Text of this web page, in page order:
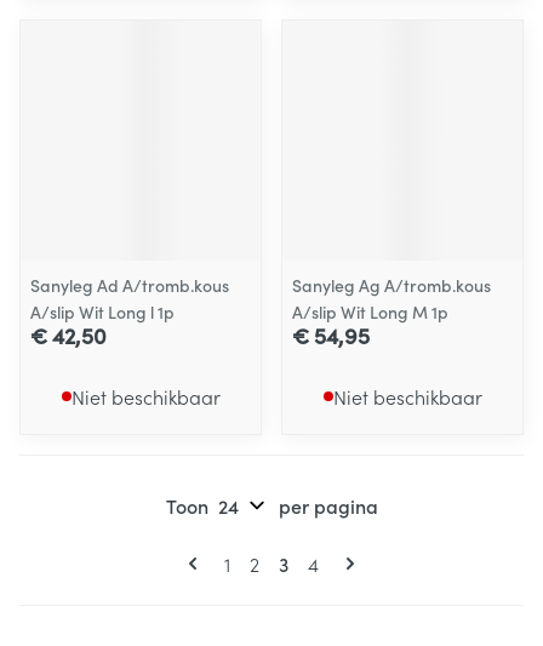
Sanyleg Ad A/tromb.kous
A/slip Wit Long l 1p
€ 42,50
Niet beschikbaar
Sanyleg Ag A/tromb.kous
A/slip Wit Long M 1p
€ 54,95
Niet beschikbaar
Pagina's
Pagina
1 Pagina
2 U lees momenteel pagina
3 Pagina
4
Toon per pagina